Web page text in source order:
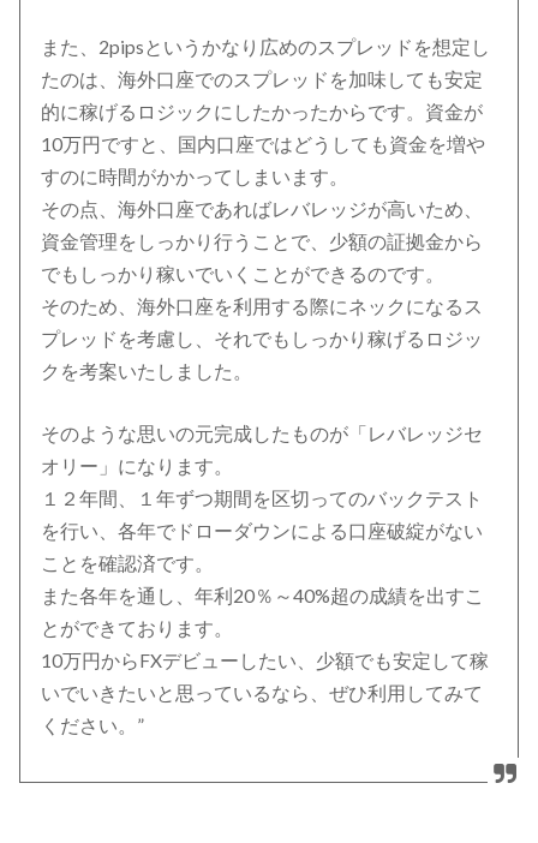
また、2pipsというかなり広めのスプレッドを想定し
たのは、海外口座でのスプレッドを加味しても安定
的に稼げるロジックにしたかったからです。資金が
10万円ですと、国内口座ではどうしても資金を増や
すのに時間がかかってしまいます。
その点、海外口座であればレバレッジが高いため、
資金管理をしっかり行うことで、少額の証拠金から
でもしっかり稼いでいくことができるのです。
そのため、海外口座を利用する際にネックになるス
プレッドを考慮し、それでもしっかり稼げるロジッ
クを考案いたしました。
そのような思いの元完成したものが「レバレッジセ
オリー」になります。
１２年間、１年ずつ期間を区切ってのバックテスト
を行い、各年でドローダウンによる口座破綻がない
ことを確認済です。
また各年を通し、年利20％～40%超の成績を出すこ
とができております。
10万円からFXデビューしたい、少額でも安定して稼
いでいきたいと思っているなら、ぜひ利用してみて
ください。”